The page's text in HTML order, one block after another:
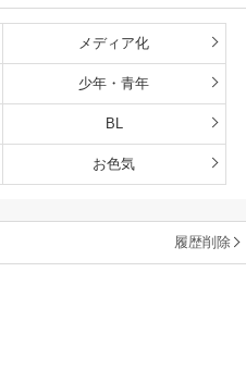
メディア化
少年・青年
BL
お色気
履歴削除